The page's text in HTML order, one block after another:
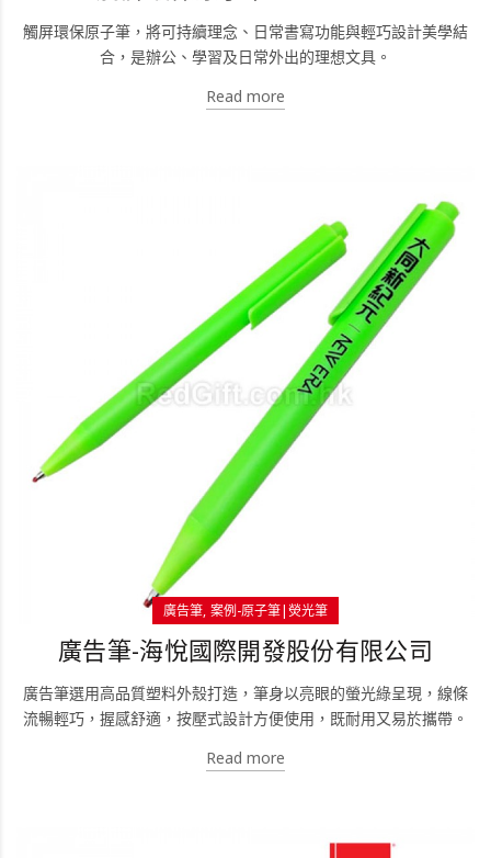
觸屏環保原子筆，將可持續理念、日常書寫功能與輕巧設計美學結
合，是辦公、學習及日常外出的理想文具。
Read more
廣告筆 案例-原子筆|熒光筆
廣告筆-海悅國際開發股份有限公司
廣告筆選用高品質塑料外殼打造，筆身以亮眼的螢光綠呈現，線條
流暢輕巧，握感舒適，按壓式設計方便使用，既耐用又易於攜帶。
Read more